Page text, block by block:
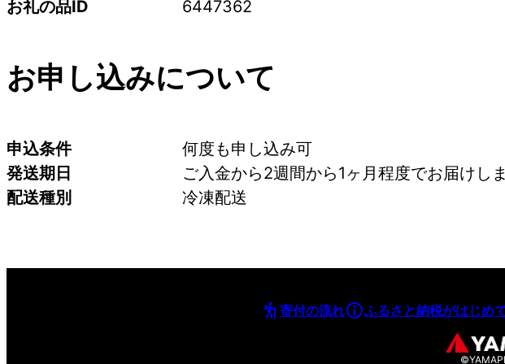
お礼の品ID
6447362
お申し込みについて
申込条件
何度も申し込み可
発送期日
ご入金から2週間から1ヶ月程度でお届けしま
配送種別
冷凍配送
寄付の流れ ふるさと納税がはじめ